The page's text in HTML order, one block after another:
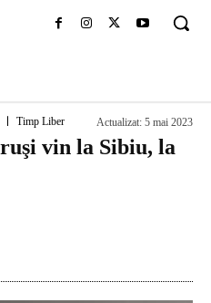
Timp Liber Actualizat: 5 mai 2023
vin la Sibiu, la